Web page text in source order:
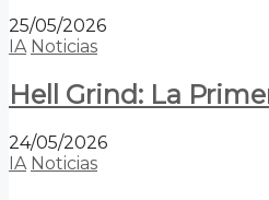
25/05/2026
IA Noticias
Hell Grind: La
24/05/2026
IA Noticias